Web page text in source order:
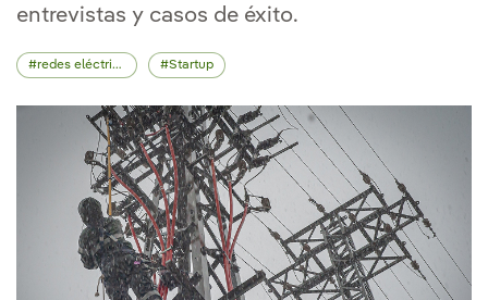
entrevistas y casos de éxito.
redes eléctricas Startup